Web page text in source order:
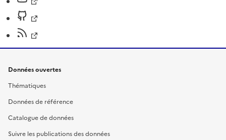
Données ouvertes
Thématiques
Données de référence
Catalogue de données
Suivre les publications des données